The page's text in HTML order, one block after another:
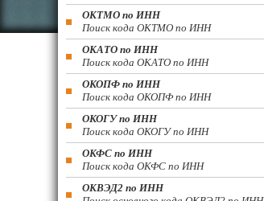
ОКТМО по ИНН
Поиск кода ОКТМО по ИНН
ОКАТО по ИНН
Поиск кода ОКАТО по ИНН
ОКОПФ по ИНН
Поиск кода ОКОПФ по ИНН
ОКОГУ по ИНН
Поиск кода ОКОГУ по ИНН
ОКФС по ИНН
Поиск кода ОКФС по ИНН
ОКВЭД2 по ИНН